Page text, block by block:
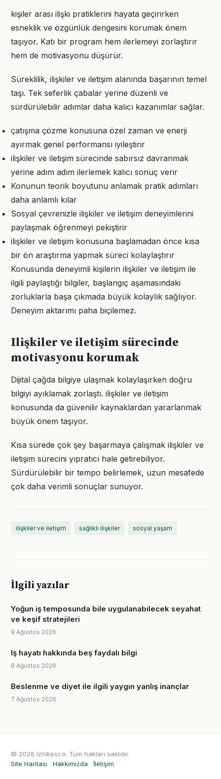
kişiler arası ilişki pratiklerini hayata geçirirken
esneklik ve özgünlük dengesini korumak önem
taşıyor. Katı bir program hem ilerlemeyi zorlaştırır
hem de motivasyonu düşürür.
Süreklilik, ilişkiler ve iletişim alanında başarının temel
taşı. Tek seferlik çabalar yerine düzenli ve
sürdürülebilir adımlar daha kalıcı kazanımlar sağlar.
çatışma çözme konusuna özel zaman ve enerji
ayırmak genel performansı iyileştirir
ilişkiler ve iletişim sürecinde sabırsız davranmak
yerine adım adım ilerlemek kalıcı sonuç verir
Konunun teorik boyutunu anlamak pratik adımları
daha anlamlı kılar
Sosyal çevrenizle ilişkiler ve iletişim deneyimlerini
paylaşmak öğrenmeyi pekiştirir
ilişkiler ve iletişim konusuna başlamadan önce kısa
bir ön araştırma yapmak süreci kolaylaştırır
Konusunda deneyimli kişilerin ilişkiler ve iletişim ile
ilgili paylaştığı bilgiler, başlangıç aşamasındaki
zorluklarla başa çıkmada büyük kolaylık sağlıyor.
Deneyim aktarımı paha biçilemez.
Ilişkiler ve iletişim sürecinde
motivasyonu korumak
Dijital çağda bilgiye ulaşmak kolaylaşırken doğru
bilgiyi ayıklamak zorlaştı. ilişkiler ve iletişim
konusunda da güvenilir kaynaklardan yararlanmak
büyük önem taşıyor.
Kısa sürede çok şey başarmaya çalışmak ilişkiler ve
iletişim sürecini yıpratıcı hale getirebiliyor.
Sürdürülebilir bir tempo belirlemek, uzun mesafede
çok daha verimli sonuçlar sunuyor.
ilişkiler ve iletişim sağlıklı ilişkiler sosyal yaşam
İlgili yazılar
Yoğun iş temposunda bile uygulanabilecek seyahat
ve keşif stratejileri
9 Ağustos 2026
Iş hayatı hakkında beş faydalı bilgi
8 Ağustos 2026
Beslenme ve diyet ile ilgili yaygın yanlış inançlar
7 Ağustos 2026
© 2026 Iznikesco. Tüm hakları saklıdır.
Site Haritası · Hakkımızda · İletişim